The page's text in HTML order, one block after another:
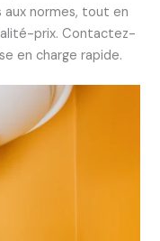
normes, tout en
prix. Contactez-
en charge rapide.